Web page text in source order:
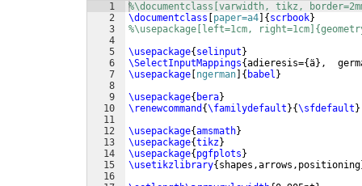
1
2
3
4
5
6
7
8
9
10
11
12
13
14
15
16
%\documentclass[varwidth, tikz,
\documentclass
paper=a4 { scrbook}
%\usepackage[left=1cm,
\usepackage{ selinput }
\SelectInputMappings{adieresis={ä} ,
\usepackage ngerman { babel }
\usepackage{ bera}
\renewcommand {\familydefault }{\sfdefault }
\usepackage{amsmath}
\usepackage{tikz}
\usepackage{ pgfplots }
\usetikzlibrary{ shapes,arrows,positioning